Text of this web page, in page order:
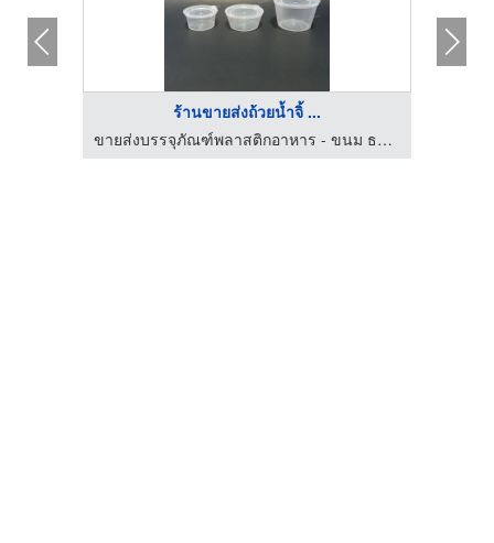
ร้านขายส่งถ้วยน้ำจิ้ ...
ขายส่งบรรจุภัณฑ์พลาสติกอาหาร - ขนม ธนาแพคเกจจิ้ง